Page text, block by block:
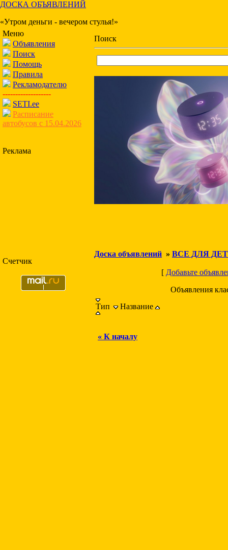
ДОСКА ОБЪЯВЛЕНИЙ
«Утром деньги - вечером стулья!»
Меню
Объявления
Поиск
Помощь
Правила
Рекламодателю
-------------------
SETI.ee
Расписание
автобусов с 15.04.2026
Реклама
Счетчик
Поиск
Доска объявлений » ВСЕ ДЛЯ
[ Добавьте
Объявления
Тип
Название
« К началу